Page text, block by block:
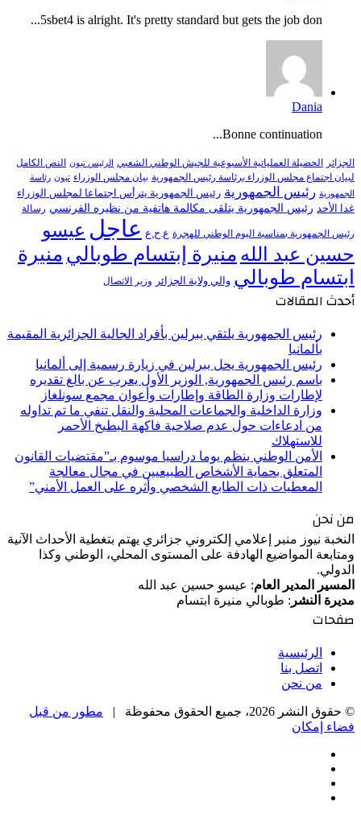
5sbet4 is alright. It's pretty standard but gets the job don...
Dania
Bonne continuation...
الجزائر الحصيلة العملياتية الأسبوعية للجيش الوطني الشعبي الرئيس تبون النص الكامل
لبيان اجتماع مجلس الوزراء برئاسة رئيس الجمهورية بيان مجلس الوزراء تبون رئاسة
الجمهورية رئيس الجمهورية رئيس الجمهورية يترأس اجتماعا لمجلس الوزراء
غدا الأحد رئيس الجمهورية يتلقى مكالمة هاتفية من نظيره الفرنسي رسالة
رئيس الجمهورية بمناسبة اليوم الوطني للهجرة ع.ح.ع عاجل عيسو
حسين عبد الله منيرة إبتسام طوبالي منيرة
ابتسام طوبالي والي ولاية الجزائر وزير الاتصال
أحدث المقالات
رئيس الجمهورية يلتقي ببرلين بأفراد الجالية الجزائرية المقيمة
بألمانيا
رئيس الجمهورية يحل ببرلين في زيارة رسمية إلى ألمانيا
باسم رئيس الجمهورية, الوزير الأول يعرب عن بالغ تقديره
لإطارات وزارة الطاقة وإطارات وأعوان مجمع سونلغاز
وزارة الداخلية والجماعات المحلية والنقل تنفي ما تم تداوله
من ادعاءات حول عدم صلاحية فاكهة البطيخ الأحمر
للاستهلاك
الأمن الوطني ينظم يوما دراسيا موسوم بـ”مقتضيات القانون
المتعلق بحماية الأشخاص الطبيعيين في مجال معالجة
المعطيات ذات الطابع الشخصي وأثره على العمل الأمني”
من نحن
النخبة نيوز منبر إعلامي إلكتروني جزائري يهتم بتغطية الأحداث الآنية
ومتابعة المواضيع الهادفة على المستوى المحلي، الوطني وكذا
الدولي.
المسير المدير العام: عيسو حسين عبد الله
مديرة النشر : طوبالي منيرة ابتسام
صفحات
الرئيسية
اتصل بنا
من نحن
© حقوق النشر 2026، جميع الحقوق محفوظة |
مطور من قبل
فضاء إمكان